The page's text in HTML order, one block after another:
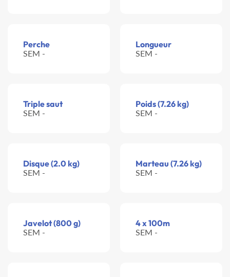
Perche
SEM -
Longueur
SEM -
Triple saut
SEM -
Poids (7.26 kg)
SEM -
Disque (2.0 kg)
SEM -
Marteau (7.26 kg)
SEM -
Javelot (800 g)
SEM -
4 x 100m
SEM -